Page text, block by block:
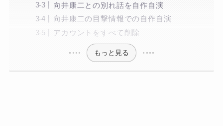
向井康二との別れ話を自作自演
向井康二の目撃情報での自作自演
アカウントをすべて削除
もっと見る